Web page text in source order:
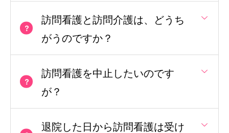
訪問看護と訪問介護は、どうち
がうのですか？
訪問看護を中止したいのです
が？
退院した日から訪問看護は受け